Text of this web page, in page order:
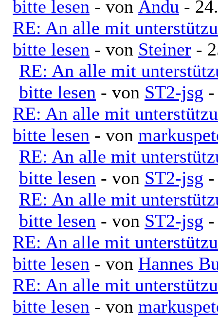
bitte lesen - von Ändu -
RE: An alle mit
bitte lesen - von Steiner -
RE: An alle mit
bitte lesen - von ST2-jsg
RE: An alle mit
bitte lesen - von
RE: An alle mit
bitte lesen - von ST2-jsg
RE: An alle mit
bitte lesen - von ST2-jsg
RE: An alle mit
bitte lesen - von Hannes
RE: An alle mit
bitte lesen - von